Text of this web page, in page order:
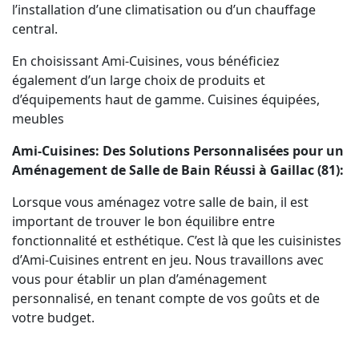
l’installation d’une climatisation ou d’un chauffage
central.
En choisissant Ami-Cuisines, vous bénéficiez
également d’un large choix de produits et
d’équipements haut de gamme. Cuisines équipées,
meubles
Ami-Cuisines: Des Solutions Personnalisées pour un
Aménagement de Salle de Bain Réussi à Gaillac (81):
Lorsque vous aménagez votre salle de bain, il est
important de trouver le bon équilibre entre
fonctionnalité et esthétique. C’est là que les cuisinistes
d’Ami-Cuisines entrent en jeu. Nous travaillons avec
vous pour établir un plan d’aménagement
personnalisé, en tenant compte de vos goûts et de
votre budget.